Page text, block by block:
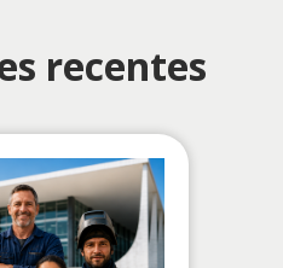
recentes